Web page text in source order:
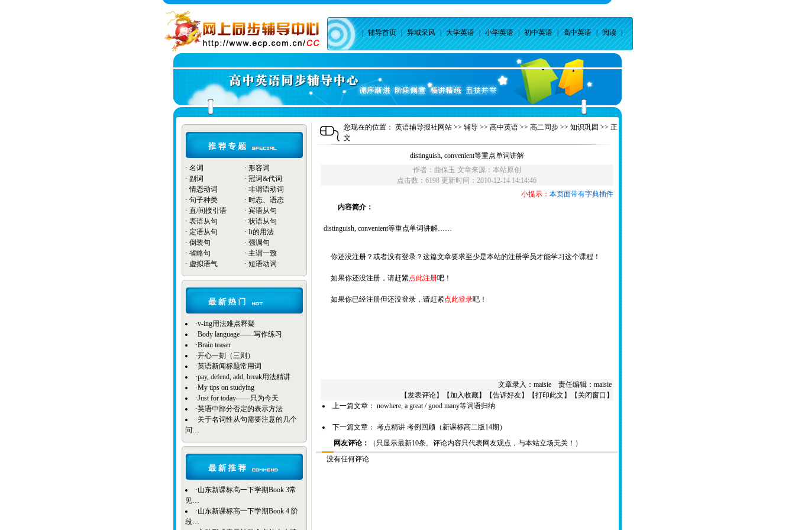
| 辅导首页 | 异域采风 | 大学英语 | 小学英语 | 初中英语 | 高中英语 | 阅读 |
· 名词 · 形容词
· 副词 · 冠词&代词
·情态动词 · 非谓语动词
· 句子种类 · 时态、语态
· 直/间接引语 · 宾语从句
· 表语从句 · 状语从句
· 定语从句 · It的用法
· 倒装句 · 强调句
· 省略句 · 主谓一致
· 虚拟语气 · 短语动词
·v-ing用法难点释疑
·Body language——写作练习
·Brain teaser
·开心一刻（三则）
·英语新闻标题常用词
·pay, defend, add, break用法精讲
·My tips on studying
·Just for today——只为今天
·英语中部分否定的表示方法
·关于名词性从句需要注意的几个
问…
·山东新课标高一下学期Book 3常
见…
·山东新课标高一下学期Book 4 阶
段…
您现在的位置： 英语辅导报社网站 >> 辅导 >> 高中英语 >> 高二同步 >> 知识巩固 >> 正
文
distinguish, convenient等重点单词讲解
作者：曲保玉 文章来源：本站原创
点击数： 6198 更新时间：2010-12-14 14:14:46
小提示： 本页面带有字典插件
内容简介：
distinguish, convenient等重点单词讲解……
你还没注册？或者没有登录？这篇文章要求至少是本站的注册学员才能学习这个课程！
如果你还没注册，请赶紧点此注册吧！
如果你已经注册但还没登录，请赶紧点此登录吧！
文章录入：maisie 责任编辑：maisie
【发表评论】【加入收藏】【告诉好友】【打印此文 】【 关闭窗口 】
上一篇文章： nowhere, a great / good many等词语归纳
下一篇文章： 考点精讲 考例回顾（新课标高二版14期）
网友评论：
（只显示最新10条。评论内容只代表网友观点，与本站立场无关！）
没有任何评论